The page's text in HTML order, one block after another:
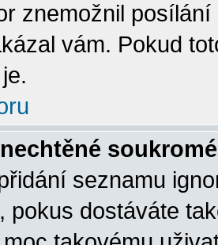
znemožnil
vám. Pokud
seznamu
pokus dostáváte